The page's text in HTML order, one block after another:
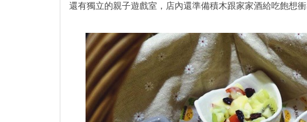
還有獨立的親子遊戲室，店內還準備積木跟家家酒給吃飽想